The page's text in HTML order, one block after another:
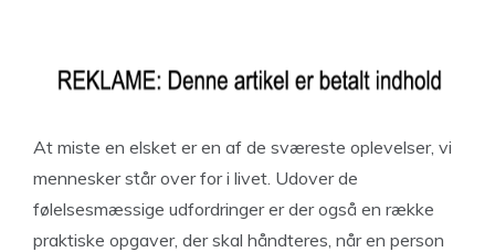
At miste en elsket er en af de sværeste oplevelser, vi
mennesker står over for i livet. Udover de
følelsesmæssige udfordringer er der også en række
praktiske opgaver, der skal håndteres, når en person